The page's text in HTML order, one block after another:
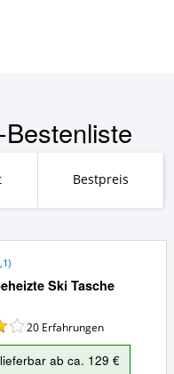
Bestpreis
Ski Tasche
)
20 Erfahrungen
ab ca. 129 €